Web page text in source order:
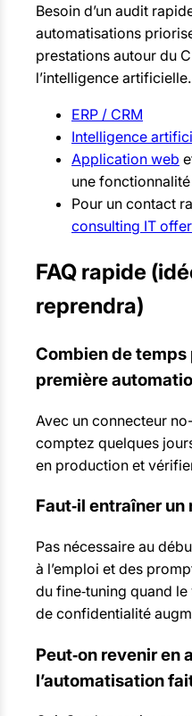
Besoin d’un audit
automatisations
prestations autour du
l’intelligence
ERP / CRM
Intelligence
Application web
une
Pour un contact
consulting IT
FAQ rapide
reprendra)
Combien de
première
Avec un connecteur
comptez quelques
en production et
Faut‑il entraîner un
Pas nécessaire au
à l’emploi et des
du fine‑tuning quand
de confidentialité
Peut‑on revenir en
l’automatisation